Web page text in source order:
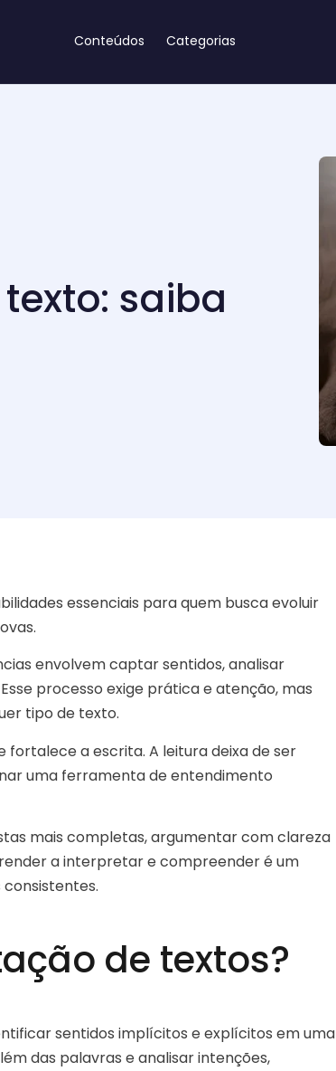
Conteúdos Categorias
saiba
essenciais para quem busca evoluir
envolvem captar sentidos, analisar
processo exige prática e atenção, mas
tipo de texto.
fortalece a escrita. A leitura deixa de ser
uma ferramenta de entendimento
mais completas, argumentar com clareza
a interpretar e compreender é um
de textos?
sentidos implícitos e explícitos em uma
das palavras e analisar intenções,